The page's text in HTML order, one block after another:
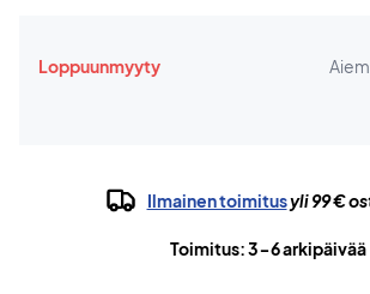
Loppuunmyyty
Ilmainen toimitusyli 99 €
Toimitus: 3-6 arkipäivää